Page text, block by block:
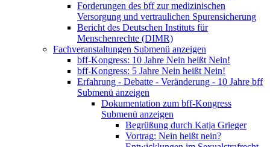
Forderungen des bff zur medizinischen
Versorgung und vertraulichen Spurensicherung
Bericht des Deutschen Instituts für
Menschenrechte (DIMR)
Fachveranstaltungen Submenü anzeigen
bff-Kongress: 10 Jahre Nein heißt Nein!
bff-Kongress: 5 Jahre Nein heißt Nein!
Erfahrung - Debatte - Veränderung - 10 Jahre bff
Submenü anzeigen
Dokumentation zum bff-Kongress
Submenü anzeigen
Begrüßung durch Katja Grieger
Vortrag: Nein heißt nein?